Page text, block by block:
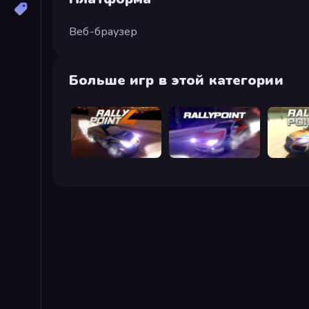
Веб-браузер
Больше игр в этой категории
Rally Point 4 Rally Point Rally